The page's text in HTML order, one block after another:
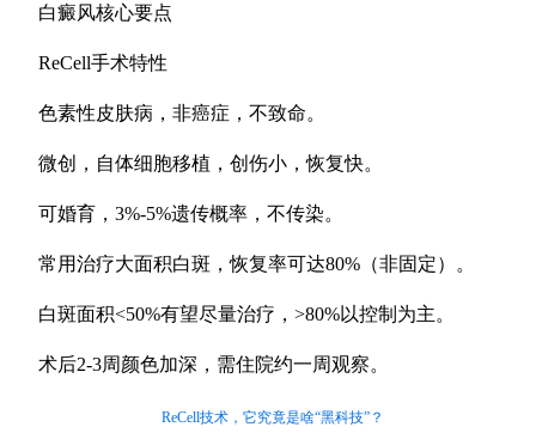
白癜风核心要点
ReCell手术特性
色素性皮肤病，非癌症，不致命。
微创，自体细胞移植，创伤小，恢复快。
可婚育，3%-5%遗传概率，不传染。
常用治疗大面积白斑，恢复率可达80%（非固定）。
白斑面积<50%有望尽量治疗，>80%以控制为主。
术后2-3周颜色加深，需住院约一周观察。
ReCell技术，它究竟是啥“黑科技”？